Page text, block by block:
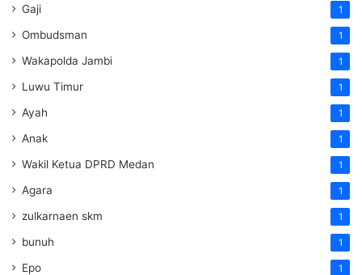
Gaji 1
Ombudsman 1
Wakapolda Jambi 1
Luwu Timur 1
Ayah 1
Anak 1
Wakil Ketua DPRD Medan 1
Agara 1
zulkarnaen skm 1
bunuh 1
Epo 1